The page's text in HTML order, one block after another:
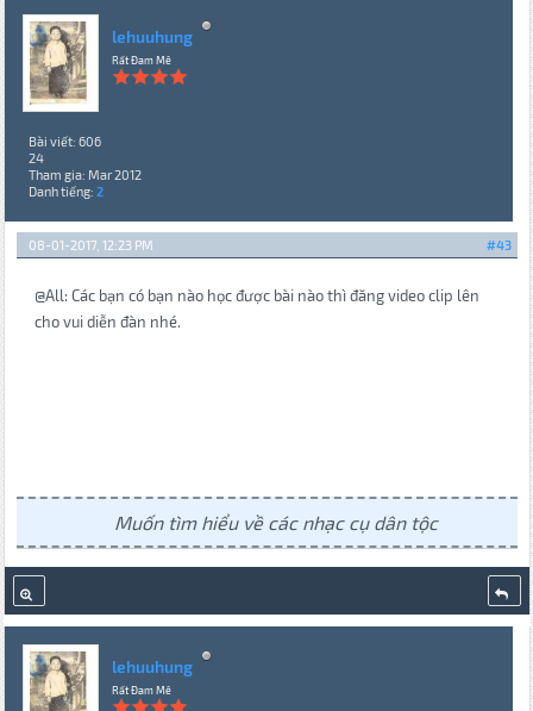
lehuuhung
Rất Đam Mê
Bài viết: 606
24
Tham gia: Mar 2012
Danh tiếng: 2
#43
08-01-2017, 12:23 PM
@All: Các bạn có bạn nào học được bài nào thì đăng video clip lên
cho vui diễn đàn nhé.
Muốn tìm hiểu về các nhạc cụ dân tộc
lehuuhung
Rất Đam Mê